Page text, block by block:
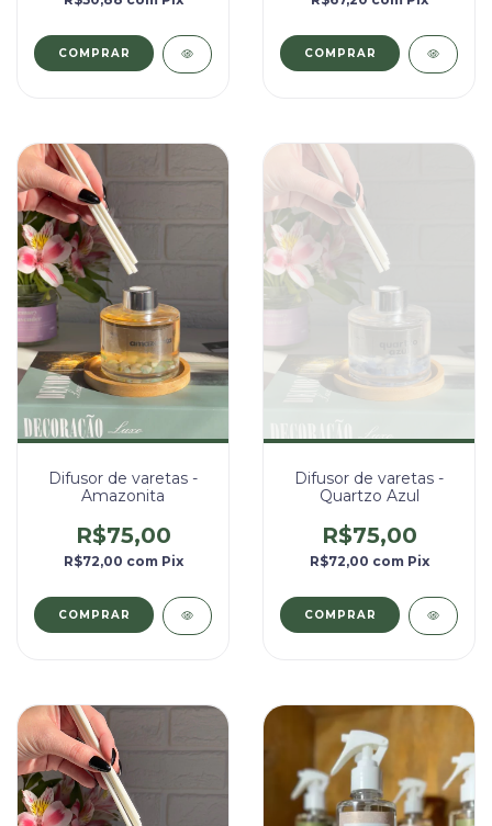
Difusor de varetas -
Amazonita
R$75,00
R$72,00 com Pix
Difusor de varetas -
Quartzo Azul
R$75,00
R$72,00 com Pix